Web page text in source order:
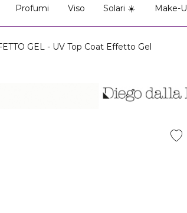
Profumi Viso Solari ☀️ Make-
GEL - UV Top Coat Effetto Gel